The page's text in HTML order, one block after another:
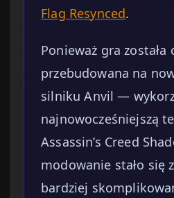
Flag Resynced.
Ponieważ gra została
przebudowana na
silniku Anvil —
najnowocześniejszą
Assassin’s Creed
modowanie stało się
bardziej